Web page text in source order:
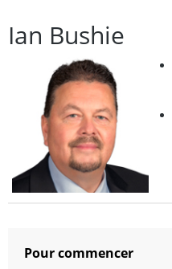
Ian Bushie
Pour commencer